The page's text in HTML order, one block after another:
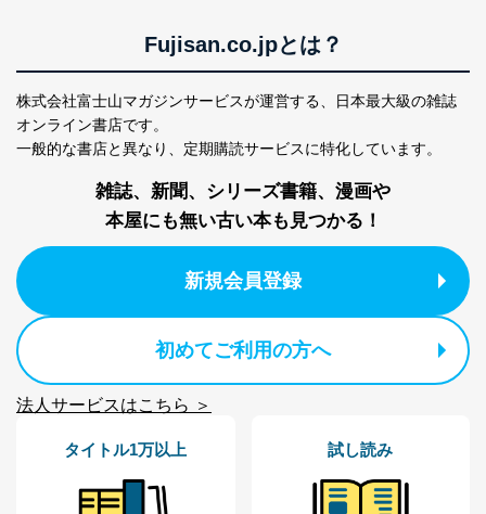
公衆衛生の向上または児童の健全な育成の推進のため
に特に必要がある場合であって、本人の同意を得るこ
とが困難である場合。
国の機関もしくは地方公共団体またはその委託を受け
た者が法令の定める事務を遂行することに対して協力
する必要がある場合であって、本人の同意を得ること
により当該事務の遂行に支障を及ぼすおそれがあると
き。
上記２．の利用目的を実施するために守秘義務を結ん
供先企業に個人情報を開示することがあります。
委託先：カスタマーサポート支援会社 、クレジッ
告配信サービス会社
提供先：出版社、出版物発売元、卸売会社、販売
販売店などの梱包・配送・配達会社
４．開示対象個人情報の「開示」「訂正」等の請求につ
いて
Fujisan.co.jpとは？
株式会社富士山マガジンサービスが運営する、
日本最大級の雑誌
オンライン書店です。
一般的な書店と異なり、 定期購読サービスに特化しています。
雑誌、新聞、シリーズ書籍、漫画や
本屋にも無い古い本も見つかる！
新規会員登録
初めてご利用の方へ
法人サービスはこちら ＞
タイトル1万以上 試し読み